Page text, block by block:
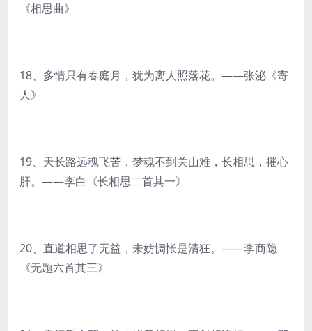
《相思曲》
18、多情只有春庭月，犹为离人照落花。——张泌《寄
人》
19、天长路远魂飞苦，梦魂不到关山难，长相思，摧心
肝。——李白《长相思二首其一》
20、直道相思了无益，未妨惆怅是清狂。——李商隐
《无题六首其三》